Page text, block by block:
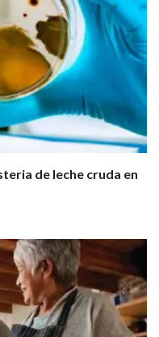
de leche cruda en